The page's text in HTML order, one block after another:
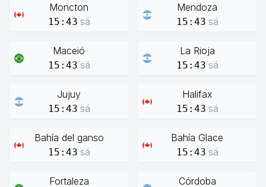
Moncton
15:43 sá
Mendoza
15:43 sá
Maceió
15:43 sá
La Rioja
15:43 sá
Jujuy
15:43 sá
Halifax
15:43 sá
Bahía del ganso
15:43 sá
Bahía Glace
15:43 sá
Fortaleza Córdoba